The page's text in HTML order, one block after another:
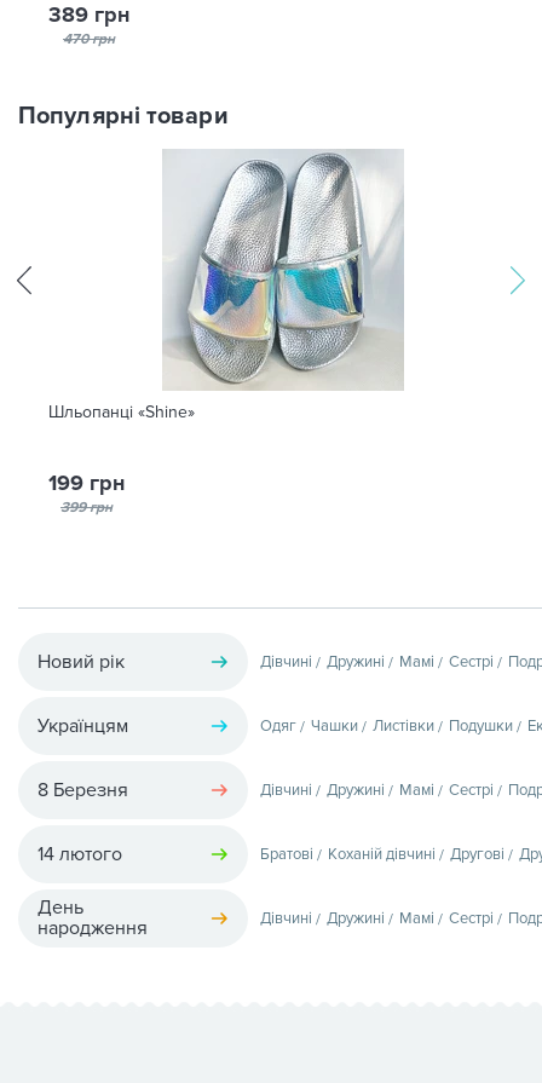
389 грн
470 грн
Популярні товари
Шльопанці «Shine»
199 грн
399 грн
Новий рік Дівчині Дружині Мамі Сестрі
Українцям Одяг Чашки Листівки Подушки
8 Березня Дівчині Дружині Мамі Сестрі
14 лютого Братові Коханій дівчині Другові
День
народження
Дівчині Дружині Мамі Сестрі